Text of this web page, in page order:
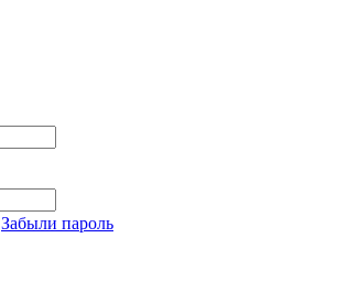
Забыли пароль